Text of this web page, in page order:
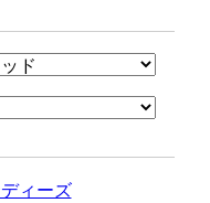
ィーズ